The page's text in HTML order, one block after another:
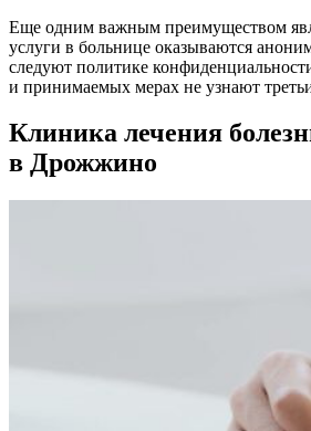
Еще одним важным преимуществом
услуги в больнице оказываются
следуют политике
и принимаемых мерах не узнают
Клиника лечения
в Дрожжино